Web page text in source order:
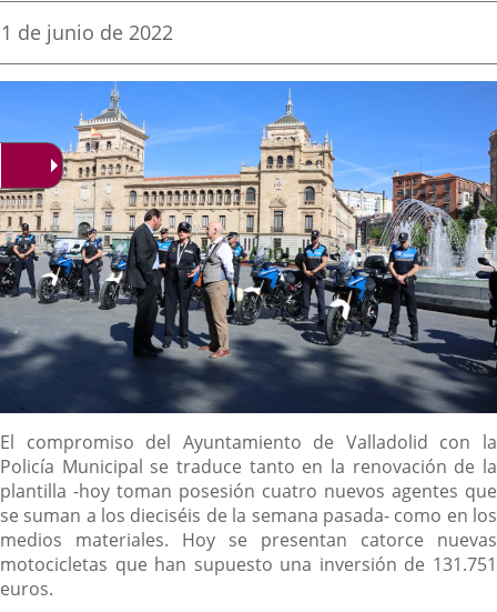
aplicación
externa.
aplicación
Fecha
la
1 de junio de 2022
Descripción
El compromiso del Ayuntamiento de Valladolid con la
Policía Municipal se traduce tanto en la renovación de la
plantilla -hoy toman posesión cuatro nuevos agentes que
se suman a los dieciséis de la semana pasada- como en los
medios materiales. Hoy se presentan catorce nuevas
motocicletas que han supuesto una inversión de 131.751
euros.